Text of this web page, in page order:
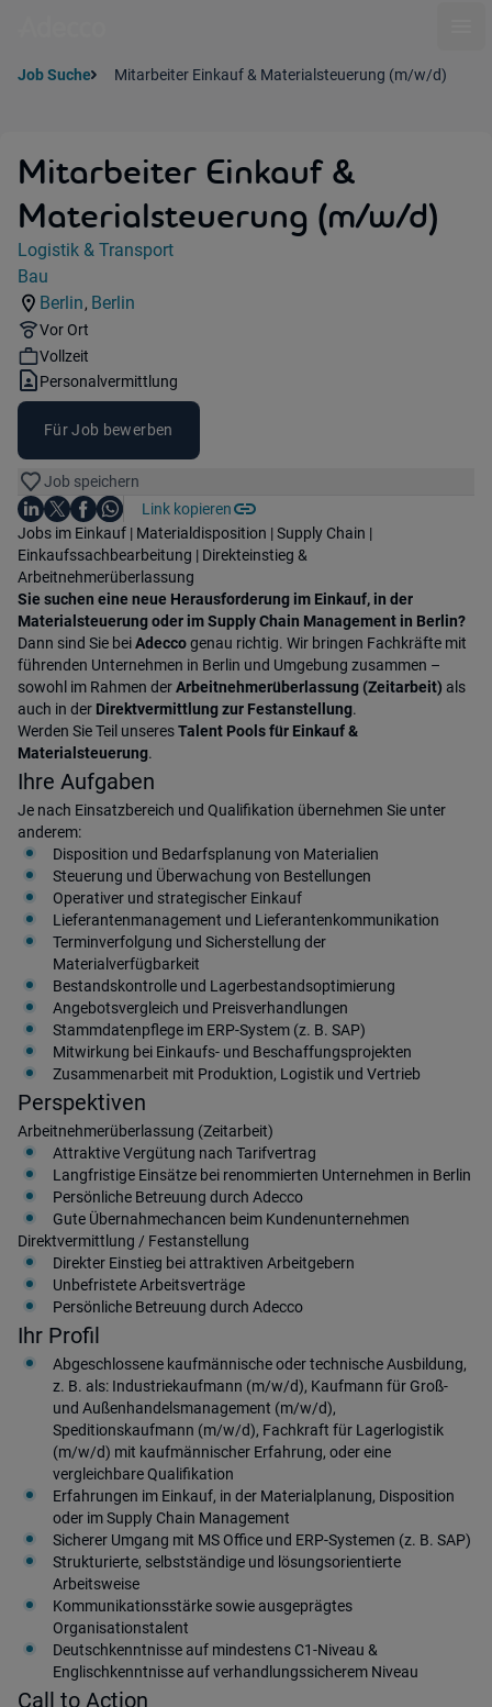
Job Suche Mitarbeiter Einkauf & Materialsteuerung (m/w/d)
Mitarbeiter Einkauf &
Materialsteuerung (m/w/d)
Jobdetails
Kategorie:
Logistik & Transport
Industry:
Bau
Standorte:
Berlin,
Region:
Berlin
Remote Option:
Vor Ort
Workhours:
Vollzeit
Vertragsart:
Personalvermittlung
Für Job bewerben
Job speichern
Teile diesen Job
Auf LinkedIn teilen
Auf X teilen
Auf Facebook teilen
Auf WhatsApp teilen
Link kopieren
Einleitung
Jobs im Einkauf | Materialdisposition | Supply Chain |
Einkaufssachbearbeitung | Direkteinstieg &
Arbeitnehmerüberlassung
Sie suchen eine neue Herausforderung im Einkauf, in der
Materialsteuerung oder im Supply Chain Management in Berlin?
Dann sind Sie beiAdeccogenau richtig. Wir bringen Fachkräfte mit
führenden Unternehmen in Berlin und Umgebung zusammen –
sowohl im Rahmen derArbeitnehmerüberlassung (Zeitarbeit) als
auch in der Direktvermittlung zur Festanstellung.
Werden Sie Teil unseresTalent Pools für Einkauf &
Materialsteuerung.
Ihre Aufgaben
Je nach Einsatzbereich und Qualifikation übernehmen Sie unter
anderem:
Disposition und Bedarfsplanung von Materialien
Steuerung und Überwachung von Bestellungen
Operativer und strategischer Einkauf
Lieferantenmanagement und Lieferantenkommunikation
Terminverfolgung und Sicherstellung der
Materialverfügbarkeit
Bestandskontrolle und Lagerbestandsoptimierung
Angebotsvergleich und Preisverhandlungen
Stammdatenpflege im ERP-System (z. B. SAP)
Mitwirkung bei Einkaufs- und Beschaffungsprojekten
Zusammenarbeit mit Produktion, Logistik und Vertrieb
Perspektiven
Arbeitnehmerüberlassung (Zeitarbeit)
Attraktive Vergütung nach Tarifvertrag
Langfristige Einsätze bei renommierten Unternehmen in Berlin
Persönliche Betreuung durch Adecco
Gute Übernahmechancen beim Kundenunternehmen
Direktvermittlung / Festanstellung
Direkter Einstieg bei attraktiven Arbeitgebern
Unbefristete Arbeitsverträge
Persönliche Betreuung durch Adecco
Ihr Profil
Abgeschlossene kaufmännische oder technische Ausbildung,
z. B. als: Industriekaufmann (m/w/d), Kaufmann für Groß-
und Außenhandelsmanagement (m/w/d),
Speditionskaufmann (m/w/d), Fachkraft für Lagerlogistik
(m/w/d) mit kaufmännischer Erfahrung, oder eine
vergleichbare Qualifikation
Erfahrungen im Einkauf, in der Materialplanung, Disposition
oder im Supply Chain Management
Sicherer Umgang mit MS Office und ERP-Systemen (z. B. SAP)
Strukturierte, selbstständige und lösungsorientierte
Arbeitsweise
Kommunikationsstärke sowie ausgeprägtes
Organisationstalent
Deutschkenntnisse auf mindestens C1-Niveau &
Englischkenntnisse auf verhandlungssicherem Niveau
Call to Action